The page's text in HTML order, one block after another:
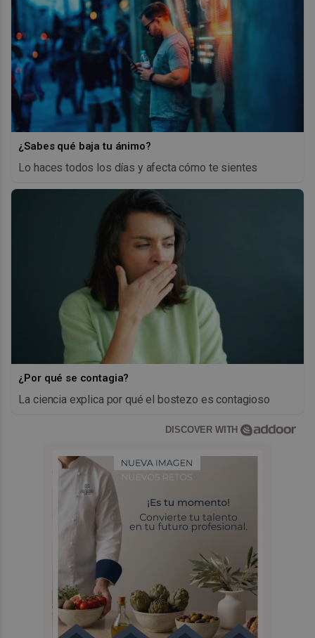
¿Sabes qué baja tu ánimo?
Lo haces todos los días y afecta cómo te sientes
¿Por qué se contagia?
La ciencia explica por qué el bostezo es contagioso
DISCOVER WITH